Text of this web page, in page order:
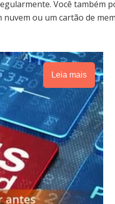
Você também
ou um cartão de
Leia mais